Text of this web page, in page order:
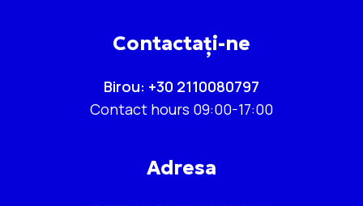
Contactați-ne
Birou: +30 2110080797
Contact hours 09:00-17:00
Adresa